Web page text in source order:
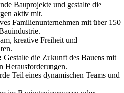
Bauprojekte und gestalte die
aktiv mit.
Familienunternehmen mit über 150
kreative Freiheit und
Gestalte die Zukunft des Bauens mit
Herausforderungen.
Teil eines dynamischen Teams und